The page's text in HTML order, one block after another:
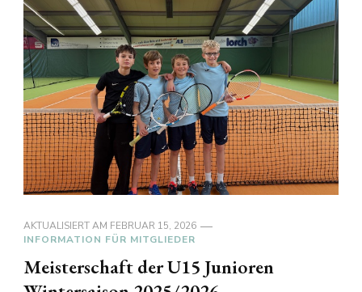
AKTUALISIERT AM FEBRUAR 15, 2026
INFORMATION FÜR MITGLIEDER
Meisterschaft der U15 Junioren